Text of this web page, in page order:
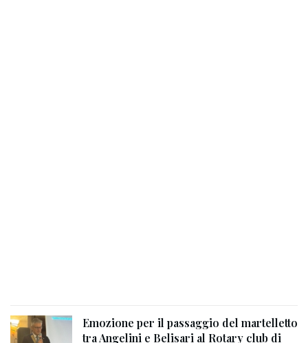
Emozione per il passaggio del martelletto
tra Angelini e Belisari al Rotary club di